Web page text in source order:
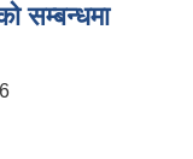
सम्बन्धमा